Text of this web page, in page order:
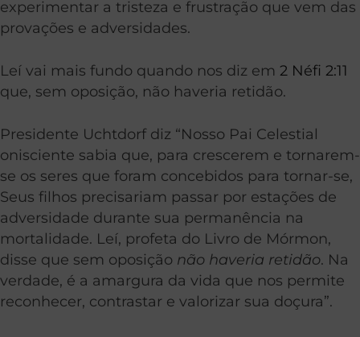
experimentar a tristeza e frustração que vem das
provações e adversidades.
Leí vai mais fundo quando nos diz em 2 Néfi 2:11
que, sem oposição, não haveria retidão.
Presidente Uchtdorf diz “Nosso Pai Celestial
onisciente sabia que, para crescerem e tornarem-
se os seres que foram concebidos para tornar-se,
Seus filhos precisariam passar por estações de
adversidade durante sua permanência na
mortalidade. Leí, profeta do Livro de Mórmon,
disse que sem oposição não haveria retidão. Na
verdade, é a amargura da vida que nos permite
reconhecer, contrastar e valorizar sua doçura”.